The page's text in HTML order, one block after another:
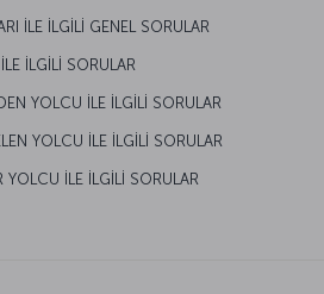
İLE İLGİLİ GENEL SORULAR
İLGİLİ SORULAR
YOLCU İLE İLGİLİ SORULAR
YOLCU İLE İLGİLİ SORULAR
YOLCU İLE İLGİLİ SORULAR